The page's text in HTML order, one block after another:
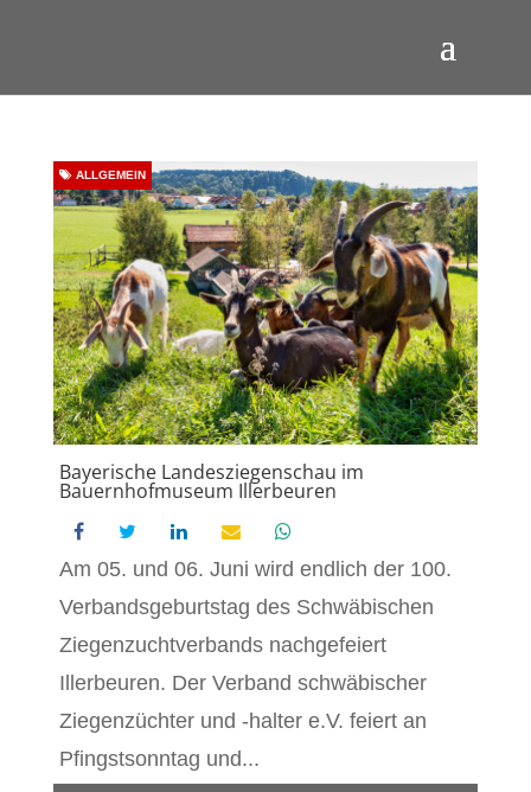
Bayerische Landesziegenschau im
Bauernhofmuseum Illerbeuren
ALLGEMEIN
Am 05. und 06. Juni wird endlich der 100.
Verbandsgeburtstag des Schwäbischen
Ziegenzuchtverbands nachgefeiert
Illerbeuren. Der Verband schwäbischer
Ziegenzüchter und -halter e.V. feiert an
Pfingstsonntag und...